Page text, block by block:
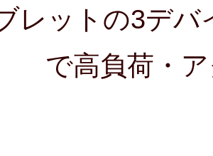
レットの3デバ
で高負荷・